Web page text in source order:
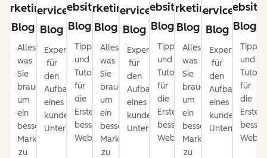
Blog
Alles,
was
Sie
brauchen,
um
ein
besserer
Marketer
zu
Service-
Blog
Expertentipps
für
den
Aufbau
eines
kundenorientierten
Unternehmens.
Website-
Blog
Tipps
und
Tutorials
für
die
Erstellung
besserer
Websites.
Marketing-
Blog
Alles,
was
Sie
brauchen,
um
ein
besserer
Marketer
zu
Service-
Blog
Expertentipps
für
den
Aufbau
eines
kundenorientierten
Unternehmens.
Website-
Blog
Tipps
und
Tutorials
für
die
Erstellung
besserer
Websites.
Marketing-
Blog
Alles,
was
Sie
brauchen,
um
ein
besserer
Marketer
zu
Service-
Blog
Expertentipps
für
den
Aufbau
eines
Website-
Blog
Tipps
und
für
die